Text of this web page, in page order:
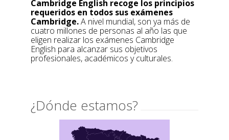
Cambridge English recoge los principios
requeridos en todos sus exámenes
Cambridge.A nivel mundial, son ya más de
cuatro millones de personas al año las que
eligen realizar los exámenes Cambridge
English para alcanzar sus objetivos
profesionales, académicos y culturales.
¿Dónde estamos?